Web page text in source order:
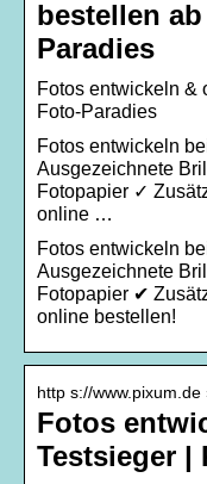
bestellen
Paradies
Fotos entwickeln &
Foto-Paradies
Fotos entwickeln
Ausgezeichnete
Fotopapier ✓
online …
Fotos entwickeln
Ausgezeichnete
Fotopapier ✔
online bestellen!
http s://www.pixum.de
Fotos
Testsieger |